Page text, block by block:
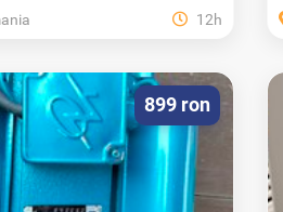
12h
899 ron